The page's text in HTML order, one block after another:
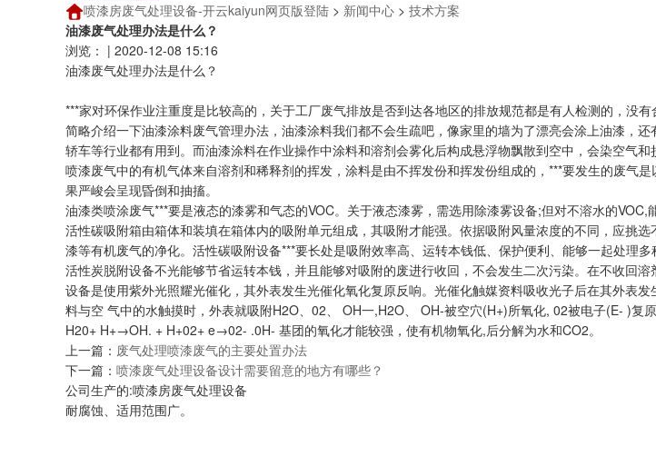
喷漆房废气处理设备-开云kaiyun网页版登陆 > 新闻中心 > 技术方案
油漆废气处理办法是什么？
浏览： | 2020-12-08 15:16
油漆废气处理办法是什么？
***家对环保作业注重度是比较高的，关于工厂废气排放是否到达各地区的排放规范都是有人检测的，没
简略介绍一下油漆涂料废气管理办法，油漆涂料我们都不会生疏吧，像家里的墙为了漂亮会涂上油漆，
轿车等行业都有用到。而油漆涂料在作业操作中涂料和溶剂会雾化后构成悬浮物飘散到空中，会染空气和
喷漆废气中的有机气体来自溶剂和稀释剂的挥发，涂料是由不挥发份和挥发份组成的，***要发生的废气
果严峻会呈现昏倒和抽搐。
油漆类喷涂废气***要是液态的漆雾和气态的VOC。关于液态漆雾，需选用除漆雾设备;但对不溶水的VOC,
活性碳吸附箱由箱体和装填在箱体内的吸附单元组成，其吸附才能强。依据吸附风量浓度的不同，应挑
漆等有机废气的净化。活性碳吸附设备***要长处是吸附效率高、运转本钱低、保护便利、能够一起处理
活性炭脱附设备不光能够节省运转本钱，并且能够对吸附的废进行收回，不会发生二次污染。在不收回
设备是使用紫外光照耀光催化，其外表发生光催化氧化复原反响。光催化触媒资料吸收光子后在其外表
料与空 气中的水触摸时，外表就吸附H2O、02、 OH一,H2O、 OH-被空穴(H+)所氧化, 02被电子(E- )复
H20+ H+→OH. + H+02+ e→02- .0H- 基团的氧化才能较强，使有机物氧化,后分解为水和CO2。
上一篇： 废气处理喷漆废气的主要处置办法
下一篇： 喷漆废气处理设备设计需要留意的地方有哪些？
公司生产的:喷漆房废气处理设备
耐腐蚀、适用范围广。